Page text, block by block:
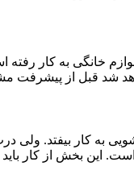
خانگی به کار
قبل از پیشرفت
به کار بیفتد.
است. این بخش از کار